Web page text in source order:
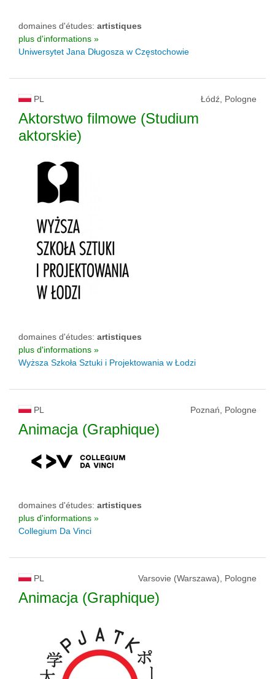
domaines d'études: artistiques
plus d'informations »
Uniwersytet Jana Długosza w Częstochowie
PL Łódź, Pologne
Aktorstwo filmowe (Studium
aktorskie)
domaines d'études: artistiques
plus d'informations »
Wyższa Szkoła Sztuki i Projektowania w Łodzi
PL Poznań, Pologne
Animacja (Graphique)
domaines d'études: artistiques
plus d'informations »
Collegium Da Vinci
PL Varsovie (Warszawa), Pologne
Animacja (Graphique)